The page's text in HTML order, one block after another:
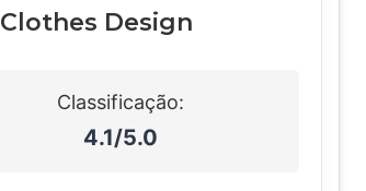
Clothes Design
Classificação:
4.1/5.0